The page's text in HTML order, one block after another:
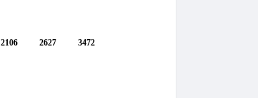
2106 2627 3472